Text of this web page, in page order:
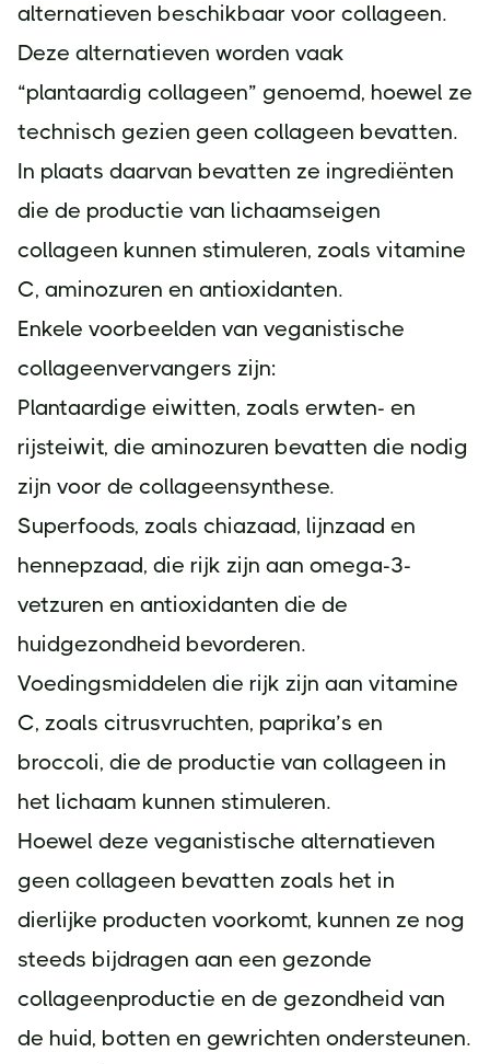
alternatieven beschikbaar voor collageen.
Deze alternatieven worden vaak
“plantaardig collageen” genoemd, hoewel ze
technisch gezien geen collageen bevatten.
In plaats daarvan bevatten ze ingrediënten
die de productie van lichaamseigen
collageen kunnen stimuleren, zoals vitamine
C, aminozuren en antioxidanten.
Enkele voorbeelden van veganistische
collageenvervangers zijn:
Plantaardige eiwitten, zoals erwten- en
rijsteiwit, die aminozuren bevatten die nodig
zijn voor de collageensynthese.
Superfoods, zoals chiazaad, lijnzaad en
hennepzaad, die rijk zijn aan omega-3-
vetzuren en antioxidanten die de
huidgezondheid bevorderen.
Voedingsmiddelen die rijk zijn aan vitamine
C, zoals citrusvruchten, paprika’s en
broccoli, die de productie van collageen in
het lichaam kunnen stimuleren.
Hoewel deze veganistische alternatieven
geen collageen bevatten zoals het in
dierlijke producten voorkomt, kunnen ze nog
steeds bijdragen aan een gezonde
collageenproductie en de gezondheid van
de huid, botten en gewrichten ondersteunen.